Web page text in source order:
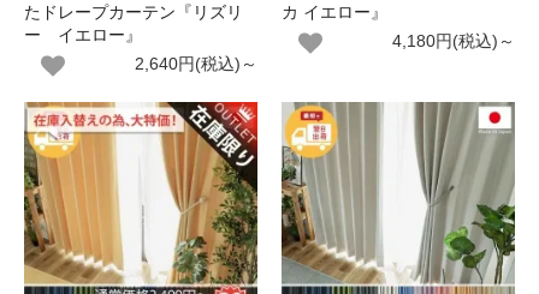
たドレープカーテン『リズリ
ー イエロー』
2,640円(税込)～
カ イエロー』
4,180円(税込)～